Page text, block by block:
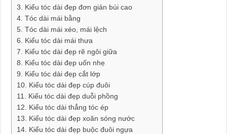
Kiểu tóc dài đẹp đơn giản búi cao
Tóc dài mái bằng
Tóc dài mái xéo, mái lệch
Kiểu tóc dài mái thưa
Kiểu tóc dài đẹp rẽ ngôi giữa
Kiểu tóc dài đẹp uốn nhẹ
Kiểu tóc dài đẹp cắt lớp
Kiểu tóc dài đẹp cúp đuôi
Kiểu tóc dài đẹp duỗi phồng
Kiểu tóc dài thẳng tóc ép
Kiểu tóc dài đẹp xoăn sóng nước
Kiểu tóc dài đẹp buộc đuôi ngựa